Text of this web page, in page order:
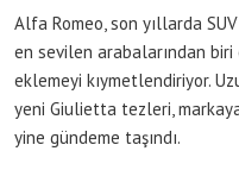
Alfa Romeo, son yıllarda
en sevilen arabalarından biri
eklemeyi kıymetlendiriyor.
yeni Giulietta tezleri,
yine gündeme taşındı.